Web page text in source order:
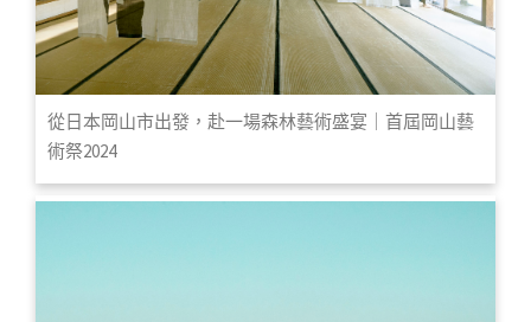
從日本岡山市出發，赴一場森林藝術盛宴｜首屆岡山藝
術祭2024